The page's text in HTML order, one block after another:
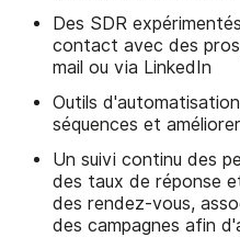
Des SDR
contact avec des
mail ou via LinkedIn
Outils
séquences et
Un suivi continu des
des taux de réponse
des rendez-vous,
des campagnes afin